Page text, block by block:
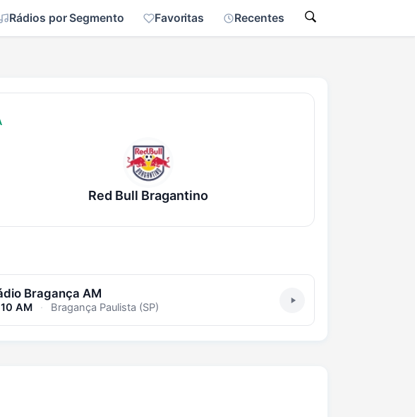
Rádios por Segmento Favoritas Recentes
Red Bull Bragantino
Bragança AM
AM · Bragança Paulista (SP)